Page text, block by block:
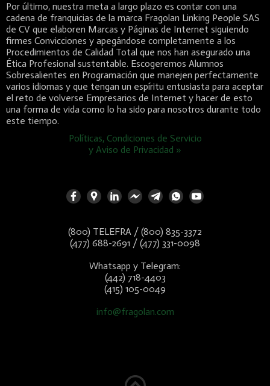
Por último, nuestra meta a largo plazo es contar con una
cadena de franquicias de la marca Fragolan Linking People SAS
de CV que elaboren Marcas y Páginas de Internet siguiendo
firmes Convicciones y apegándose completamente a los
Procedimientos de Calidad Total que nos han asegurado una
Ética Profesional sustentable. Escogeremos Alumnos
Sobresalientes en Programación que manejen perfectamente
varios idiomas y que tengan un espíritu entusiasta para aceptar
el reto de volverse Empresarios de Internet y hacer de esto
una forma de vida como lo ha sido para nosotros durante todo
este tiempo.
Políticas, Condiciones de Servicio
y Aviso de Privacidad »
(800) TELEFRA / (800) 835-3372
(477) 688-2691 / (477) 331-0098
Whatsapp y Telegram:
(442) 718-4403
(415) 105-0049
info@fragolan.com